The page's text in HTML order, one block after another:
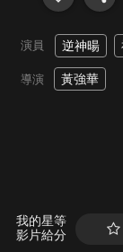
演員 逆神暘
導演 黃強華
我的星等
影片給分